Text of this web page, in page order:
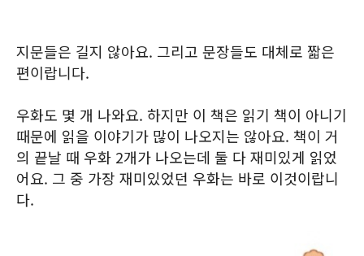
지문들은 길지 않아요. 그리고 문장들도 대체로 짧은
편이랍니다.
우화도 몇 개 나와요. 하지만 이 책은 읽기 책이 아니기
때문에 읽을 이야기가 많이 나오지는 않아요. 책이 거
의 끝날 때 우화 2개가 나오는데 둘 다 재미있게 읽었
어요. 그 중 가장 재미있었던 우화는 바로 이것이랍니
다.